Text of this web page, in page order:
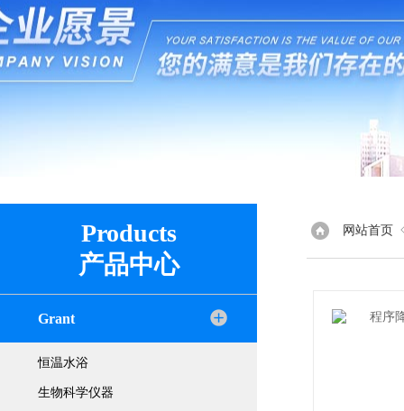
Products
产品中心
Grant
恒温水浴
生物科学仪器
网站首页